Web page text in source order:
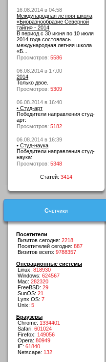
16.08.2014 в 04:58
Международная летняя школа
«Биоразнообразие Северной
тайги» - 2014
В период с 30 июня по 10 июля
2014 года состоялась
международная летняя школа
«Б...
Просмотров: 5586
06.08.2014 в 17:00
2014
Только двое.
Просмотров: 5309
06.08.2014 в 16:40
• Студ-арт
Победители направления студ-
арт:
Просмотров: 5182
06.08.2014 в 16:39
• Студ-наука
Победители направления студ-
наука:
Просмотров: 5348
Статей: 3414
Счетчики
Посетители
Визитов сегодня: 2218
Посетителей сегодня: 887
Визитов всего: 9788357
Операционные системы
Linux: 818930
Windows: 624567
Mac: 282320
FreeBSD: 29
SunOS: 21
Lynx OS: 7
Unix: 5
Браузеры
Chrome: 1334401
Safari: 601024
Firefox: 149056
Opera: 80949
IE: 61840
Netscape: 132